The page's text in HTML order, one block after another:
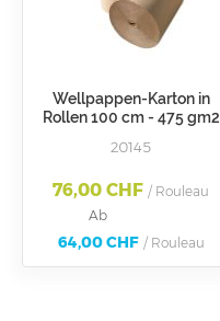
Wellpappen-Karton in
Rollen 100 cm - 475 gm2
20145
76,00 CHF / Rouleau
Ab
64,00 CHF / Rouleau